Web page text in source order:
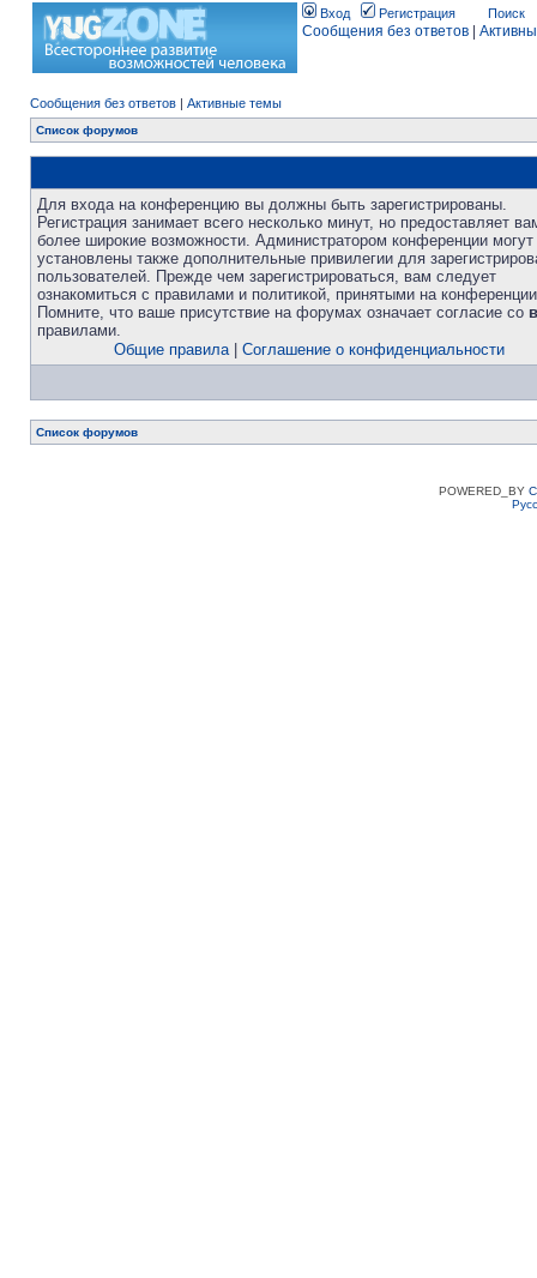
Вход Регистрация Поиск
Сообщения без ответов
Сообщения без ответов | Активные темы
Список форумов
Для входа на конференцию вы должны быть зарегистрированы.
Регистрация занимает всего несколько минут, но предоставляет
более широкие возможности. Администратором конференции
установлены также дополнительные привилегии для
пользователей. Прежде чем зарегистрироваться, вам следует
ознакомиться с правилами и политикой, принятыми на
Помните, что ваше присутствие на форумах означает согласие со
правилами.
Общие правила| Соглашение о конфиденциальности
Список форумов
POWERED_BY